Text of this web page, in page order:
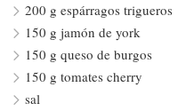
200 g espárragos trigueros
150 g jamón de york
150 g queso de burgos
150 g tomates cherry
sal